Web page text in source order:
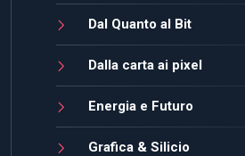
Dal Quanto al Bit
Dalla carta ai pixel
Energia e Futuro
Grafica & Silicio